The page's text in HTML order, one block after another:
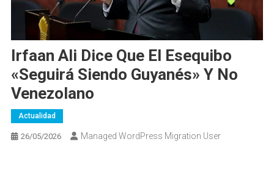
Irfaan Ali Dice Que El Esequibo
«seguirá Siendo Guyanés» Y No
Venezolano
Actualidad
26/05/2026 Managed WordPress Migration User